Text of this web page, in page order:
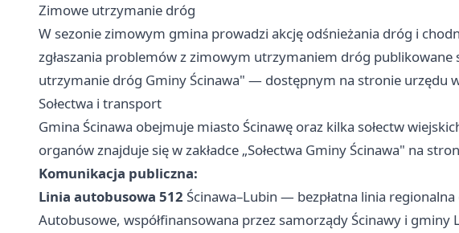
Zimowe utrzymanie dróg
W sezonie zimowym gmina prowadzi akcję odśnieżania dróg i
zgłaszania problemów z zimowym utrzymaniem dróg
utrzymanie dróg Gminy Ścinawa" — dostępnym na stronie urzędu
Sołectwa i transport
Gmina Ścinawa obejmuje miasto Ścinawę oraz kilka sołectw
organów znajduje się w zakładce „Sołectwa Gminy Ścinawa" na
Komunikacja publiczna:
Linia autobusowa 512 Ścinawa–Lubin — bezpłatna linia
Autobusowe, współfinansowana przez samorządy Ścinawy i gminy